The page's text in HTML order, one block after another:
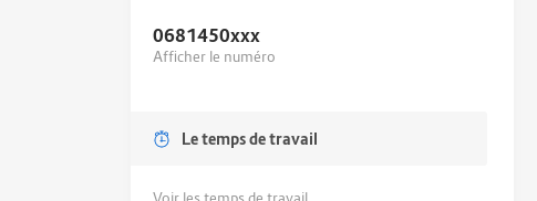
0681450xxx
Afficher le numéro
Le temps de travail